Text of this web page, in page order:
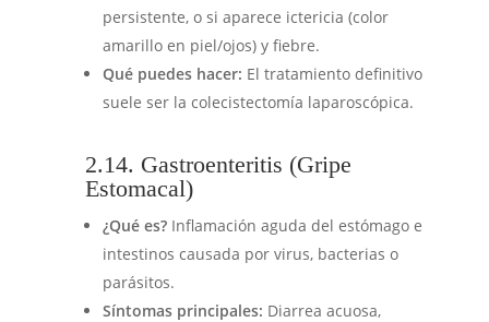
persistente, o si aparece ictericia (color
amarillo en piel/ojos) y fiebre.
Qué puedes hacer: El tratamiento definitivo
suele ser la colecistectomía laparoscópica.
2.14. Gastroenteritis (Gripe
Estomacal)
¿Qué es?Inflamación aguda del estómago e
intestinos causada por virus, bacterias o
parásitos.
Síntomas principales: Diarrea acuosa,